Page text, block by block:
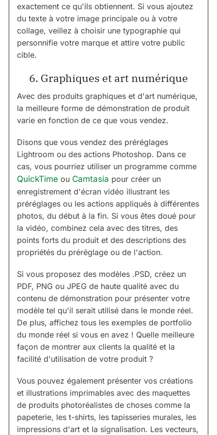
exactement ce qu'ils obtiennent. Si vous ajoutez
du texte à votre image principale ou à votre
collage, veillez à choisir une typographie qui
personnifie votre marque et attire votre public
cible.
6. Graphiques et art numérique
Avec des produits graphiques et d'art numérique,
la meilleure forme de démonstration de produit
varie en fonction de ce que vous vendez.
Disons que vous vendez des préréglages
Lightroom ou des actions Photoshop. Dans ce
cas, vous pourriez utiliser un programme comme
QuickTime ou Camtasia pour créer un
enregistrement d'écran vidéo illustrant les
préréglages ou les actions appliqués à différentes
photos, du début à la fin. Si vous êtes doué pour
la vidéo, combinez cela avec des titres, des
points forts du produit et des descriptions des
propriétés du préréglage ou de l'action.
Si vous proposez des modèles .PSD, créez un
PDF, PNG ou JPEG de haute qualité avec du
contenu de démonstration pour présenter votre
modèle tel qu'il serait utilisé dans le monde réel.
De plus, affichez tous les exemples de portfolio
du monde réel si vous en avez ! Quelle meilleure
façon de montrer aux clients la qualité et la
facilité d'utilisation de votre produit ?
Vous pouvez également présenter vos créations
et illustrations imprimables avec des maquettes
de produits photoréalistes de choses comme la
papeterie, les t-shirts, les tapisseries murales, les
impressions d'art et la signalisation. Les vecteurs,